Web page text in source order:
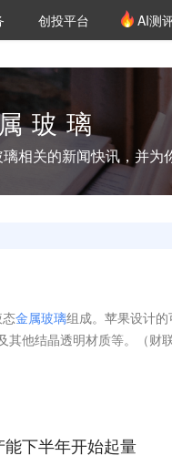
创投平台 AI测
玻璃
璃相关的新闻快讯，并为
金属玻璃组成。苹果设计的
其他结晶透明材质等。（财
下半年开始起量